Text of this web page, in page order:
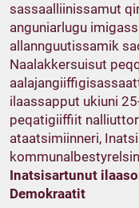
sassaalliinissamut
anguniarlugu
allannguutissamik
Naalakkersuisut
ilaassapput ukiuni
peqatigiiffiit
ataatsimiinneri,
Inatsisartunut
Demokraatit